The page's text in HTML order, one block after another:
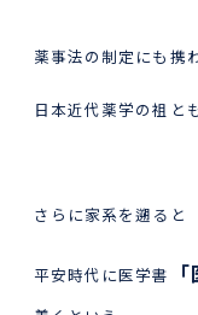
薬事法の制定にも携わ
日本近代薬学の祖と
さらに家系を遡ると
平安時代に医学書